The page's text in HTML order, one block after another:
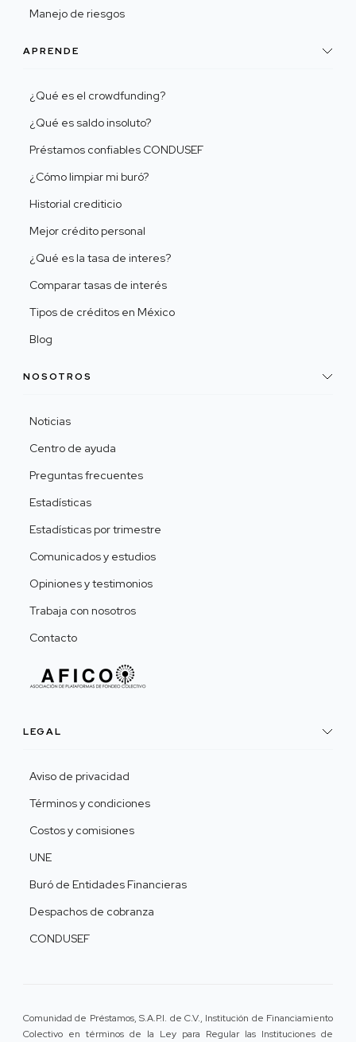
Manejo de riesgos
APRENDE
¿Qué es el crowdfunding?
¿Qué es saldo insoluto?
Préstamos confiables CONDUSEF
¿Cómo limpiar mi buró?
Historial crediticio
Mejor crédito personal
¿Qué es la tasa de interes?
Comparar tasas de interés
Tipos de créditos en México
Blog
NOSOTROS
Noticias
Centro de ayuda
Preguntas frecuentes
Estadísticas
Estadísticas por trimestre
Comunicados y estudios
Opiniones y testimonios
Trabaja con nosotros
Contacto
LEGAL
Aviso de privacidad
Términos y condiciones
Costos y comisiones
UNE
Buró de Entidades Financieras
Despachos de cobranza
CONDUSEF
Comunidad de Préstamos, S.A.P.I. de C.V., Institución de Financiamiento
Colectivo en términos de la Ley para Regular las Instituciones de